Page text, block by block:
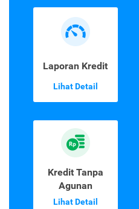
Laporan Kredit
Lihat Detail
Kredit Tanpa
Agunan
Lihat Detail